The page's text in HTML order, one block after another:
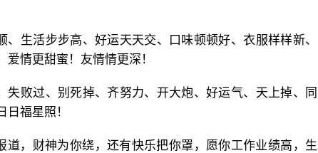
生活步步高、好运天天交、口味顿顿好、衣服样样新、
情更甜蜜！友情情更深！
败过、别死掉、齐努力、开大炮、好运气、天上掉、同
福星照！
，财神为你绕，还有快乐把你罩，愿你工作业绩高，生